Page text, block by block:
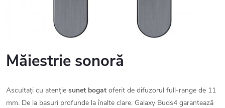
Măiestrie sonoră
Ascultați cu atenție sunet bogat oferit de difuzorul full-range de 11
mm. De la basuri profunde la înalte clare, Galaxy Buds4 garantează